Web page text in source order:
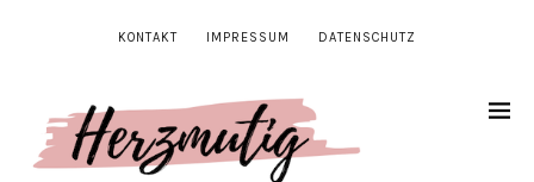
KONTAKT IMPRESSUM DATENSCHUTZ